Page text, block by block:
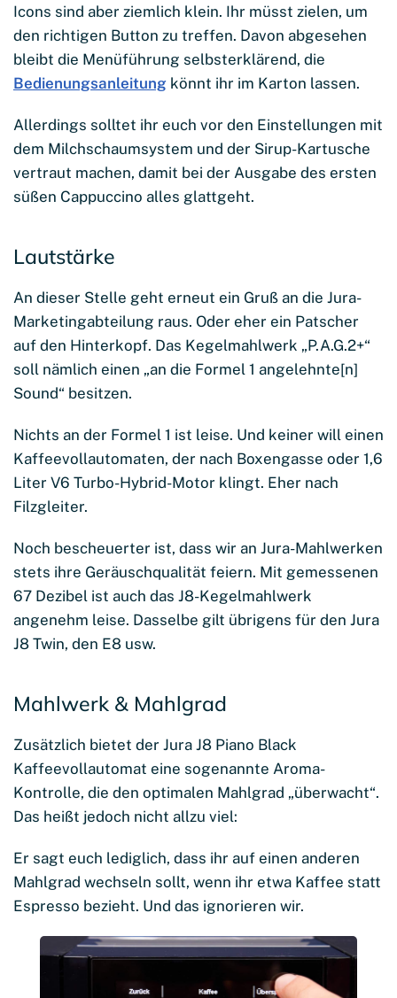
Icons sind aber ziemlich klein. Ihr müsst zielen, um
den richtigen Button zu treffen. Davon abgesehen
bleibt die Menüführung selbsterklärend, die
Bedienungsanleitung könnt ihr im Karton lassen.
Allerdings solltet ihr euch vor den Einstellungen mit
dem Milchschaumsystem und der Sirup-Kartusche
vertraut machen, damit bei der Ausgabe des ersten
süßen Cappuccino alles glattgeht.
Lautstärke
An dieser Stelle geht erneut ein Gruß an die Jura-
Marketingabteilung raus. Oder eher ein Patscher
auf den Hinterkopf. Das Kegelmahlwerk „P.A.G.2+“
soll nämlich einen „an die Formel 1 angelehnte[n]
Sound“ besitzen.
Nichts an der Formel 1 ist leise. Und keiner will einen
Kaffeevollautomaten, der nach Boxengasse oder 1,6
Liter V6 Turbo-Hybrid-Motor klingt. Eher nach
Filzgleiter.
Noch bescheuerter ist, dass wir an Jura-Mahlwerken
stets ihre Geräuschqualität feiern. Mit gemessenen
67 Dezibel ist auch das J8-Kegelmahlwerk
angenehm leise. Dasselbe gilt übrigens für den Jura
J8 Twin, den E8 usw.
Mahlwerk & Mahlgrad
Zusätzlich bietet der Jura J8 Piano Black
Kaffeevollautomat eine sogenannte Aroma-
Kontrolle, die den optimalen Mahlgrad „überwacht“.
Das heißt jedoch nicht allzu viel:
Er sagt euch lediglich, dass ihr auf einen anderen
Mahlgrad wechseln sollt, wenn ihr etwa Kaffee statt
Espresso bezieht. Und das ignorieren wir.